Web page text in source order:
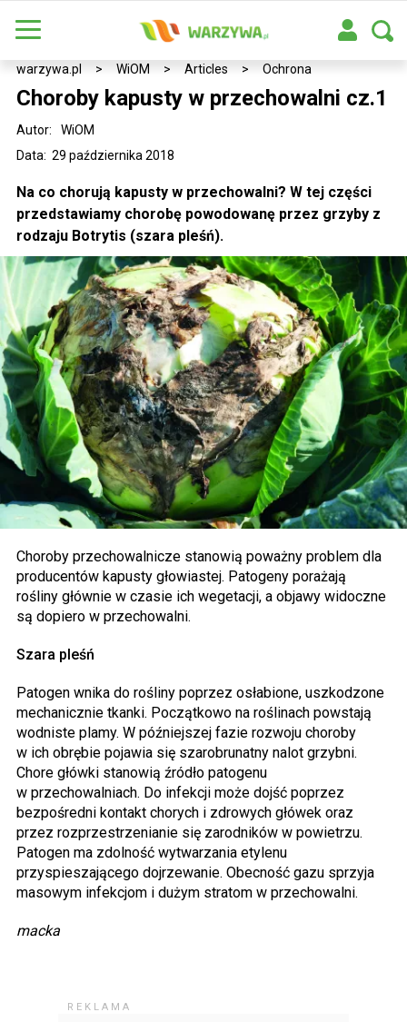
warzywa.pl > WiOM > Articles > Ochrona
Choroby kapusty w przechowalni cz.1
Data: 29 października 2018
Autor: WiOM
Na co chorują kapusty w przechowalni? W tej części
przedstawiamy chorobę powodowanę przez grzyby z
rodzaju Botrytis (szara pleśń).
Choroby przechowalnicze stanowią poważny problem dla
producentów kapusty głowiastej. Patogeny porażają
rośliny głównie w czasie ich wegetacji, a objawy widoczne
są dopiero w przechowalni.
Szara pleśń
Patogen wnika do rośliny poprzez osłabione, uszkodzone
mechanicznie tkanki. Początkowo na roślinach powstają
wodniste plamy. W późniejszej fazie rozwoju choroby
w ich obrębie pojawia się szarobrunatny nalot grzybni.
Chore główki stanowią źródło patogenu
w przechowalniach. Do infekcji może dojść poprzez
bezpośredni kontakt chorych i zdrowych główek oraz
przez rozprzestrzenianie się zarodników w powietrzu.
Patogen ma zdolność wytwarzania etylenu
przyspieszającego dojrzewanie. Obecność gazu sprzyja
masowym infekcjom i dużym stratom w przechowalni.
macka